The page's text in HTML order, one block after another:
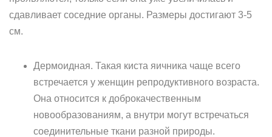
сдавливает соседние органы. Размеры достигают 3-5
см.
Дермоидная. Такая киста яичника чаще всего
встречается у женщин репродуктивного возраста.
Она относится к доброкачественным
новообразованиям, а внутри могут встречаться
соединительные ткани разной природы.